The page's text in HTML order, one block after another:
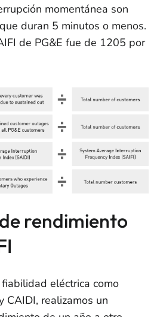
momentánea son
duran 5 minutos o menos.
de PG&E fue de 1205 por
rendimiento
eléctrica como
CAIDI, realizamos un